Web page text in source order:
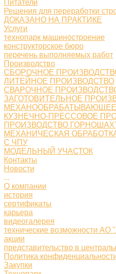
Питатели
Решения для переработки
ДОКАЗАНО НА ПРАКТИКЕ
Услуги
технопарк машиностроение
конструкторское бюро
перечень выполняемых работ
Производство
СБОРОЧНОЕ
ЛИТЕЙНОЕ ПРОИЗВОДСТВО
СВАРОЧНОЕ
ЗАГОТОВИТЕЛЬНОЕ
КУЗНЕЧНО-ПРЕССОВОЕ
ПРОИЗВОДСТВО
МЕХАНИЧЕСКАЯ
С ЧПУ
МОДЕЛЬНЫЙ УЧАСТОК
Контакты
Новости
...
О компании
история
сертификаты
карьера
видеогалерея
технические возможности АО
акции
представительство в
Политика
Закупки